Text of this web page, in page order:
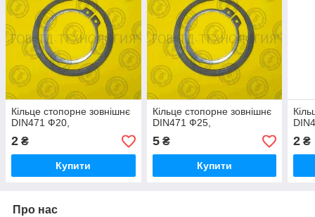
Кільце стопорне зовнішнє
DIN471 Ф20,
2 ₴
Купити
Кільце стопорне зовнішнє
DIN471 Ф25,
5₴
Купити
2 ₴
Про нас